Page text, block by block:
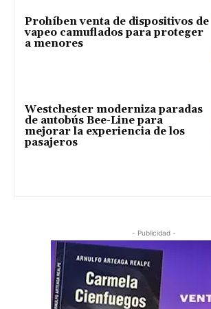
Prohíben venta de dispositivos de
vapeo camuflados para proteger
a menores
Westchester moderniza paradas
de autobús Bee-Line para
mejorar la experiencia de los
pasajeros
- Publicidad -